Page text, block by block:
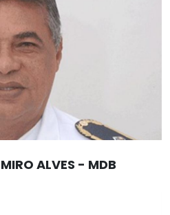
ALVES - MDB